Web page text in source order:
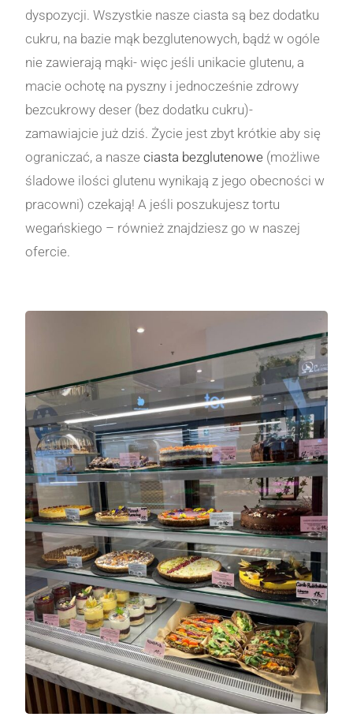
dyspozycji. Wszystkie nasze ciasta są bez dodatku
cukru, na bazie mąk bezglutenowych, bądź w ogóle
nie zawierają mąki- więc jeśli unikacie glutenu, a
macie ochotę na pyszny i jednocześnie zdrowy
bezcukrowy deser (bez dodatku cukru)-
zamawiajcie już dziś. Życie jest zbyt krótkie aby się
ograniczać, a naszeciasta bezglutenowe (możliwe
śladowe ilości glutenu wynikają z jego obecności w
pracowni) czekają! A jeśli poszukujesz tortu
wegańskiego – również znajdziesz go w naszej
ofercie.